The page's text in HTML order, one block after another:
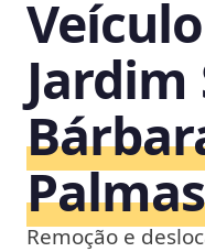
Jardim
Remoção e